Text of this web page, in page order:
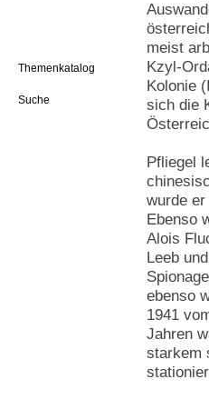
Themenkatalog
Suche
meist
Kzyl-
Kolonie
sich die
Pfliegel
wurde
Ebenso
Alois
Leeb
ebenso
1941
Jahren
starkem